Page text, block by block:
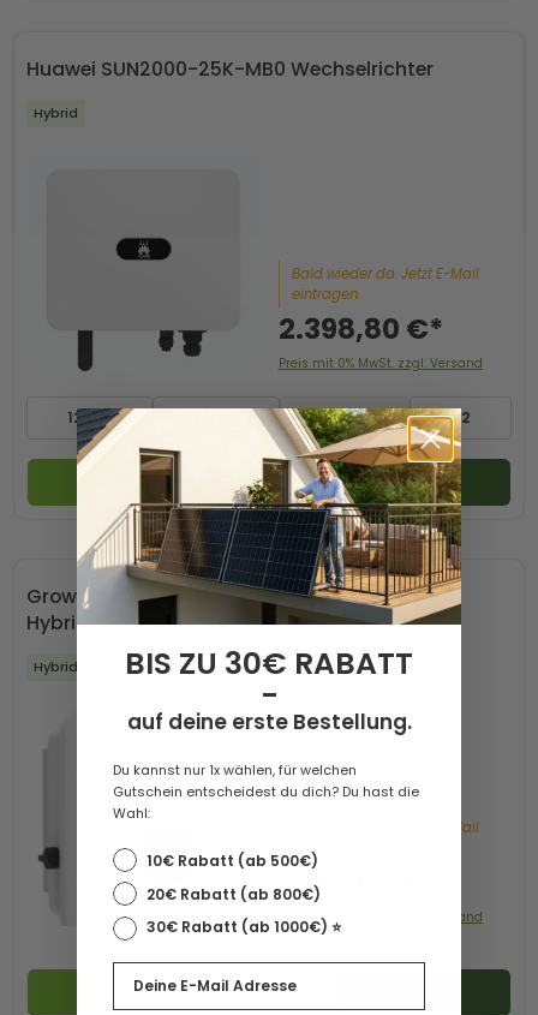
Huawei SUN2000-25K-MB0 Wechselrichter
Hybrid
12 KW 25 KW +2
Bald wieder da. Jetzt E-Mail
eintragen.
2.398,80 €*
Preis mit 0% MwSt. zzgl. Versand
Zum Produkt
Growatt MOD 15KTL3-HU 3-Phasen
Hybridwechselrichter
Hybrid
Bald wieder da. Jetzt E-Mail
eintragen.
1.257,60 €*
Preis mit 0% MwSt. zzgl. Versand
Zum Produkt
BIS ZU 30€ RABATT
-
auf deine erste Bestellung.
Du kannst nur 1x wählen, für welchen
Gutschein entscheidest du dich? Du hast die
Wahl:
10€ Rabatt (ab 500€)
20€ Rabatt (ab 800€)
30€ Rabatt (ab 1000€) ⭐️